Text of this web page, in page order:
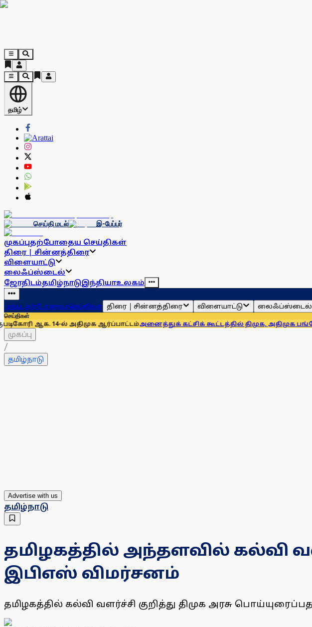
தமிழ்
செய்தி மடல் இ-பேப்பர்
முகப்புதற்போதைய செய்திகள்
திரை | சின்னத்திரை
விளையாட்டு
லைஃப்ஸ்டைல்
ஜோதிடம்தமிழ்நாடுஇந்தியாஉலகம்
முகப்புதற்போதைய செய்திகள் திரை | சின்னத்திரை விளையாட்டு லைஃப்ஸ்டைல்
செய்திகள்
ல் அதிமுக ஆர்ப்பாட்டம்அனைத்துக் கட்சிக் கூட்டத்தில் திமுக, அதிமுக
முகப்பு
/
தமிழ்நாடு
Advertise with us
தமிழ்நாடு
தமிழகத்தில் அந்தளவில் கல்வி
இபிஎஸ் விமர்சனம்
தமிழகத்தில் கல்வி வளர்ச்சி குறித்து திமுக அரசு